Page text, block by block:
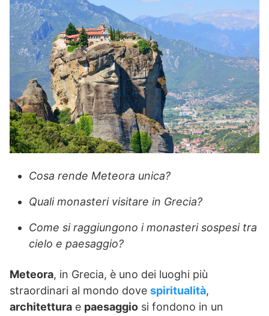
Cosa rende Meteora unica?
Quali monasteri visitare in Grecia?
Come si raggiungono i monasteri sospesi tra
cielo e paesaggio?
Meteora, in Grecia, è uno dei luoghi più
straordinari al mondo dove spiritualità,
architettura e paesaggio si fondono in un